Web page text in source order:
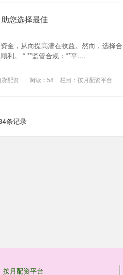
您选择最佳
金，从而提高潜在收益。然而，选择合
利。 * **监管合规：**平....
配资 阅读： 58 栏目： 按月配资平台
条记录
按月配资平台